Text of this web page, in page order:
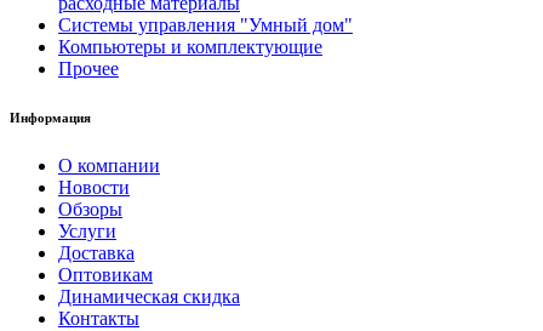
Системы управления "Умный дом"
Компьютеры и комплектующие
Прочее
Информация
О компании
Новости
Обзоры
Услуги
Доставка
Оптовикам
Динамическая скидка
Контакты